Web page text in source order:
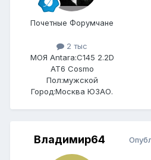
Почетные Форумчане
2 тыс
МОЯ Antara:C145 2.2D
AT6 Cosmo
Пол:мужской
Город:Москва ЮЗАО.
Владимир64